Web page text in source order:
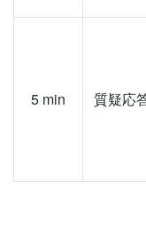
5 min 質疑応